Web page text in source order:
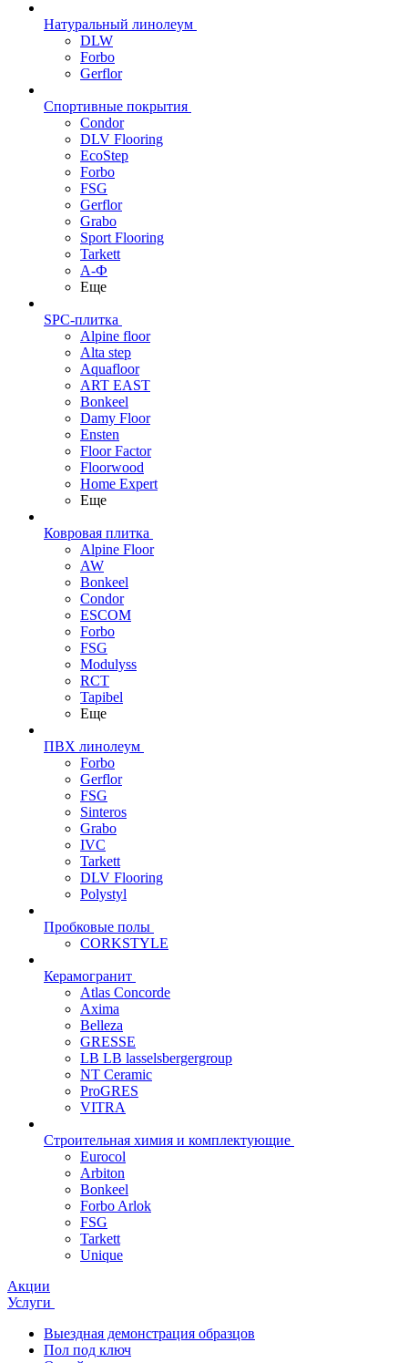
Натуральный линолеум
DLW
Forbo
Gerflor
Спортивные покрытия
Condor
DLV Flooring
EcoStep
Forbo
FSG
Gerflor
Grabo
Sport Flooring
Tarkett
А-Ф
Еще
SPC-плитка
Alpine floor
Alta step
Aquafloor
ART EAST
Bonkeel
Damy Floor
Ensten
Floor Factor
Floorwood
Home Expert
Еще
Ковровая плитка
Alpine Floor
AW
Bonkeel
Condor
ESCOM
Forbo
FSG
Modulyss
RCT
Tapibel
Еще
ПВХ линолеум
Forbo
Gerflor
FSG
Sinteros
Grabo
IVC
Tarkett
DLV Flooring
Polystyl
Пробковые полы
CORKSTYLE
Керамогранит
Atlas Concorde
Axima
Belleza
GRESSE
LB LB lasselsbergergroup
NT Ceramic
ProGRES
VITRA
Строительная химия и комплектующие
Eurocol
Arbiton
Bonkeel
Forbo Arlok
FSG
Tarkett
Unique
Акции
Услуги
Выездная демонстрация образцов
Пол под ключ